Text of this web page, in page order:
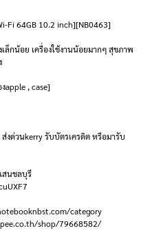
Fi 64GB 10.2 inch][NB0463]
ล็กน้อย เครื่องใช้งานน้อยมากๆ สุขภาพ
apple , case]
งด่วนkerry รับบัตรเครดิต หรือมารับ
สนชลบุรี
category
shop/79668582/